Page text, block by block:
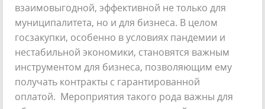
взаимовыгодной, эффективной не только для
муниципалитета, но и для бизнеса. В целом
госзакупки, особенно в условиях пандемии и
нестабильной экономики, становятся важным
инструментом для бизнеса, позволяющим ему
получать контракты с гарантированной
оплатой. Мероприятия такого рода важны для